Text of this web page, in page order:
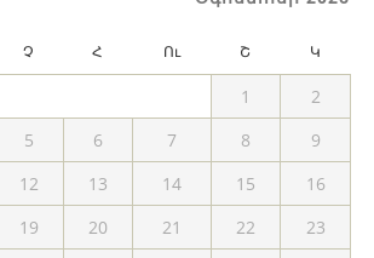
Չ Հ Ու Շ Կ
1
2
5 6 7 8
9
12 13 14 15
16
19 20 21 22
23